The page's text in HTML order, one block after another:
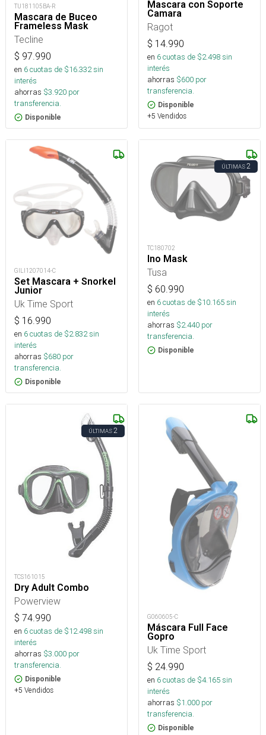
TU181105BA-R
Mascara de Buceo
Frameless Mask
Tecline
$ 97.990
en 6cuotas de $16.332sin
interés
ahorras $3.920 por
transferencia.
Disponible
Mascara con Soporte
Camara
Ragot
$ 14.990
en 6cuotas de $2.498sin
interés
ahorras $600 por
transferencia.
Disponible
+5 Vendidos
GILI1207014-C
Set Mascara + Snorkel
Junior
Uk Time Sport
$ 16.990
en 6cuotas de $2.832sin
interés
ahorras $680 por
transferencia.
Disponible
ÚLTIMAS2
TC180702
Ino Mask
Tusa
$ 60.990
en 6cuotas de $10.165sin
interés
ahorras $2.440 por
transferencia.
Disponible
ÚLTIMAS2
TCS161015
Dry Adult Combo
Powerview
$ 74.990
en 6cuotas de $12.498sin
interés
ahorras $3.000 por
transferencia.
Disponible
+5 Vendidos
G060605-C
Máscara Full Face
Gopro
Uk Time Sport
$ 24.990
en 6cuotas de $4.165sin
interés
ahorras $1.000 por
transferencia.
Disponible